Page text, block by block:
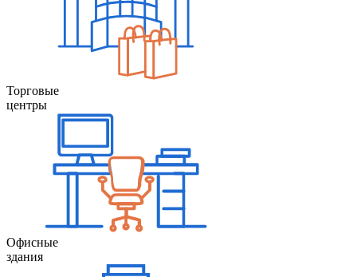
Торговые
центры
Офисные
здания